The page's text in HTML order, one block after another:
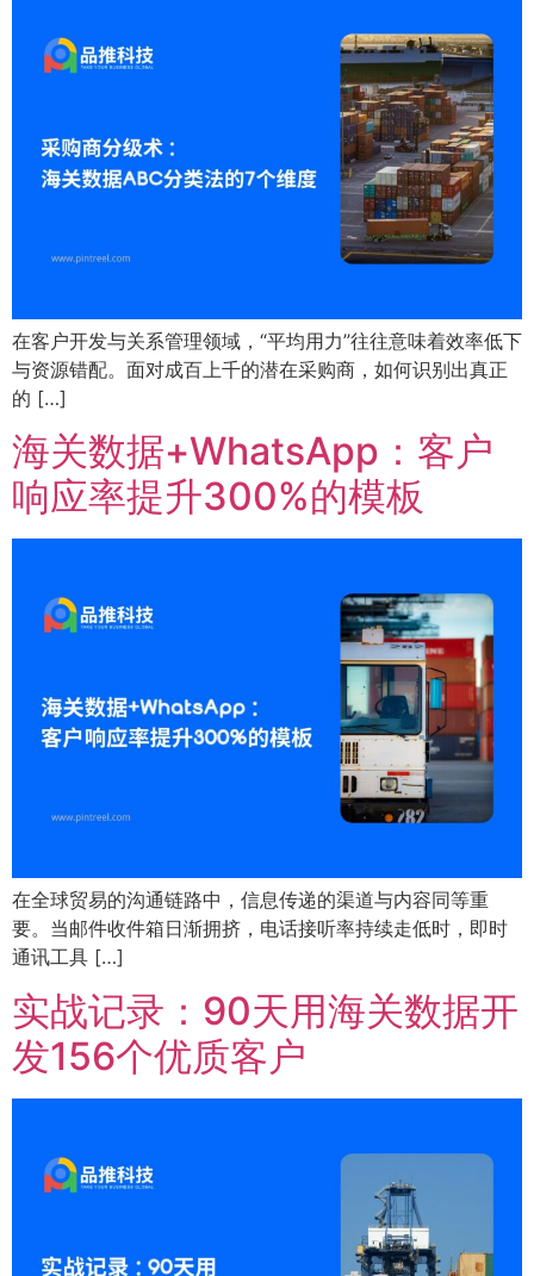
在客户开发与关系管理领域，“平均用力”往往意味着效率低下
与资源错配。面对成百上千的潜在采购商，如何识别出真正
的 […]
海关数据+WhatsApp：客户
响应率提升300%的模板
在全球贸易的沟通链路中，信息传递的渠道与内容同等重
要。当邮件收件箱日渐拥挤，电话接听率持续走低时，即时
通讯工具 […]
实战记录：90天用海关数据开
发156个优质客户